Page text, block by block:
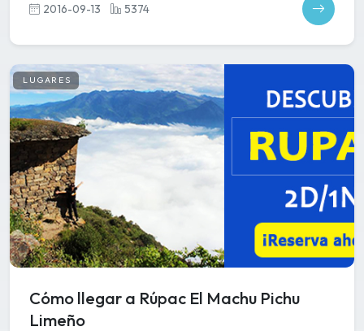
2016-09-13 5374
LUGARES
Cómo llegar a Rúpac El Machu Pichu
Limeño